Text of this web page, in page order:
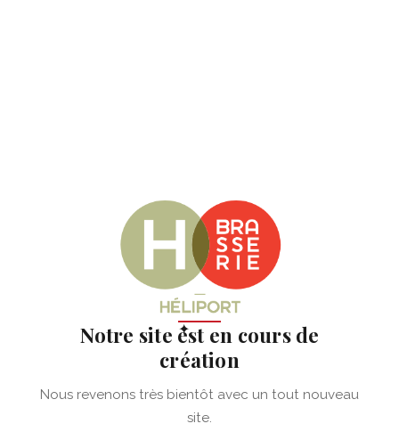
✦
Notre site est en cours de
création
Nous revenons très bientôt avec un tout nouveau
site.